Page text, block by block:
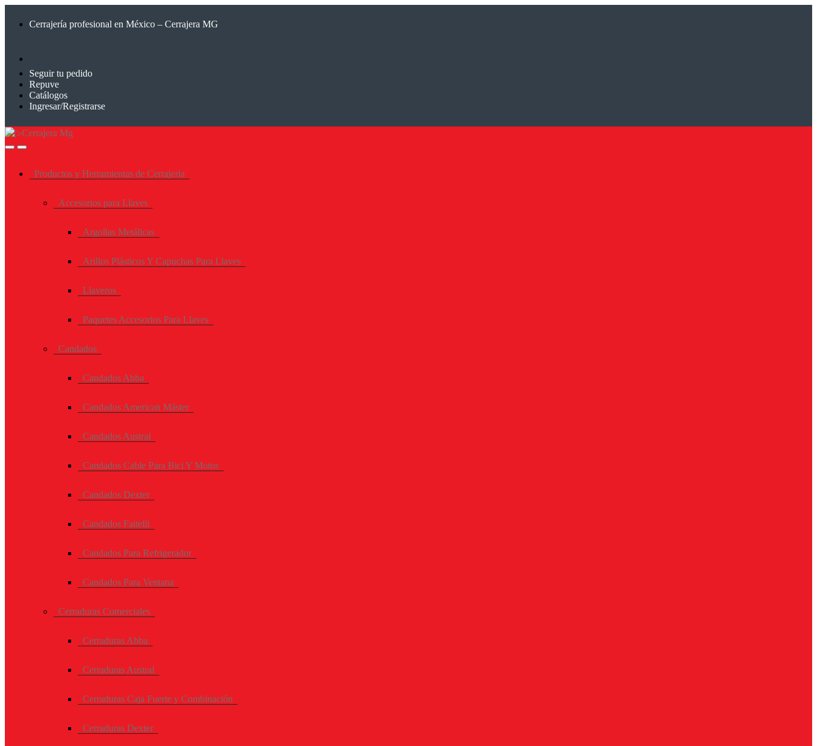
Cerrajería profesional en México – Cerrajera MG
Seguir tu pedido
Repuve
Catálogos
Ingresar/Registrarse
Productos y Herramientas de Cerrajeria
Accesorios para Llaves
Argollas Metálicas
Arillos Plásticos Y Capuchas Para Llaves
Llaveros
Paquetes Accesorios Para Llaves
Candados
Candados Abba
Candados American Máster
Candados Austral
Candados Cable Para Bici Y Motos
Candados Dexter
Candados Faitelli
Candados Para Refrigerador
Candados Para Ventana
Cerraduras Comerciales
Cerraduras Abba
Cerraduras Austral
Cerraduras Caja Fuerte y Combinación
Cerraduras Dexter